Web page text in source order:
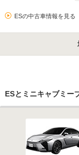
ESの中古車情報を見る
ESとミニキャブミー